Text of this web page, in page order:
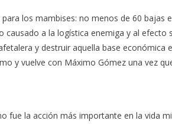
los mambises: no menos de 60 bajas
causado a la logística enemiga y al
y destruir aquella base económica
y vuelve con Máximo Gómez una vez
fue la acción más importante en la vida